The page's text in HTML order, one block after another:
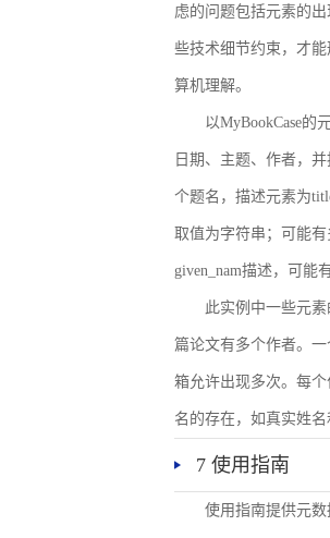
虑的问题包括元素的
些技术细节约束，才
算机理解。
以MyBookCase的
日期、主题、作者，
个题名，描述元素为
取值为字符串；可能
given_nam描述，可能
此实例中一些元
篇论文有多个作者。
箱允许出现多次。每
名的存在，如真实姓
7 使用指南
使用指南提供元